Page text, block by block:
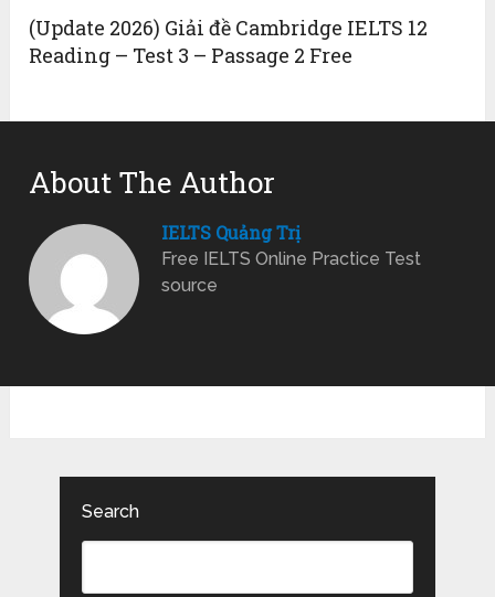
(Update 2026) Giải đề Cambridge IELTS 12
Reading – Test 3 – Passage 2 Free
About The Author
IELTS Quảng Trị
Free IELTS Online Practice Test
source
Search